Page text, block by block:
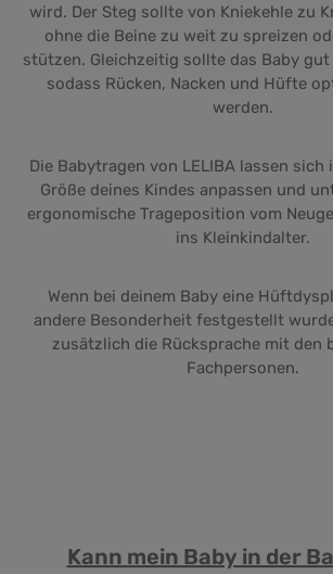
wird. Der Steg sollte von Kniekehle zu
ohne die Beine zu weit zu spreizen
stützen. Gleichzeitig sollte das Baby
sodass Rücken, Nacken und Hüfte
werden.
Die Babytragen von LELIBA lassen
Größe deines Kindes anpassen und
ergonomische Trageposition vom
ins Kleinkindalter.
Wenn bei deinem Baby eine
andere Besonderheit festgestellt
zusätzlich die Rücksprache mit den
Fachpersonen.
Kann mein Baby in der